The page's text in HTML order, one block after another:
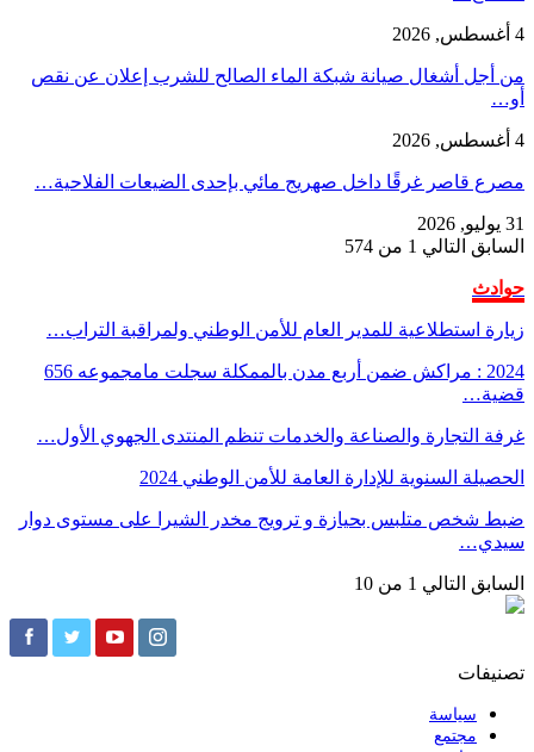
4 أغسطس, 2026
من أجل أشغال صيانة شبكة الماء الصالح للشرب إعلان عن نقص
أو…
4 أغسطس, 2026
مصرع قاصر غرقًا داخل صهريج مائي بإحدى الضيعات الفلاحية…
31 يوليو, 2026
السابق التالي 1 من 574
حوادث
زيارة استطلاعية للمدير العام للأمن الوطني ولمراقبة التراب…
2024 : مراكش ضمن أربع مدن بالممكلة سجلت مامجموعه 656
قضية…
غرفة التجارة والصناعة والخدمات تنظم المنتدى الجهوي الأول…
الحصيلة السنوية للإدارة العامة للأمن الوطني 2024
ضبط شخص متلبس بحيازة و ترويج مخدر الشيرا على مستوى دوار
سيدي…
السابق التالي 1 من 10
تصنيفات
سياسة
مجتمع